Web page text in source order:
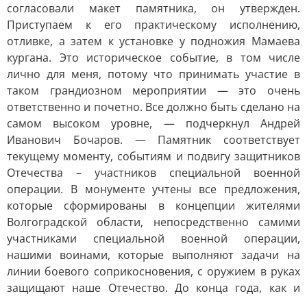
согласовали макет памятника, он утвержден.
Приступаем к его практическому исполнению,
отливке, а затем к установке у подножия Мамаева
кургана. Это историческое событие, в том числе
лично для меня, потому что принимать участие в
таком грандиозном мероприятии — это очень
ответственно и почетно. Все должно быть сделано на
самом высоком уровне, — подчеркнул Андрей
Иванович Бочаров. — Памятник соответствует
текущему моменту, событиям и подвигу защитников
Отечества – участников специальной военной
операции. В монументе учтены все предложения,
которые сформированы в концепции жителями
Волгоградской области, непосредственно самими
участниками специальной военной операции,
нашими воинами, которые выполняют задачи на
линии боевого соприкосновения, с оружием в руках
защищают наше Отечество. До конца года, как и